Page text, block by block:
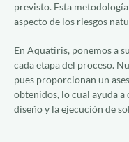
previsto. Esta
aspecto de los riesgos
En Aquatiris, ponemos a
cada etapa del proceso.
pues proporcionan un
obtenidos, lo cual ayuda
diseño y la ejecución de